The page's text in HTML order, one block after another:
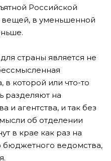
Российской
вещей, в уменьшенной
страны является не
в которой или что-то
разделяют на
и агентства, и так без
об отделении
в крае как раз на
бюджетного ведомства,